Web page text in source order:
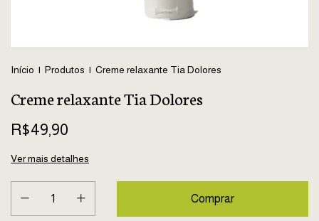
Início | Produtos | Creme relaxante Tia Dolores
Creme relaxante Tia Dolores
R$49,90
Ver mais detalhes